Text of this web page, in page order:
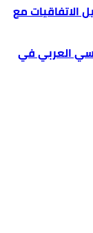
الاتفاقيات مع
العربي في